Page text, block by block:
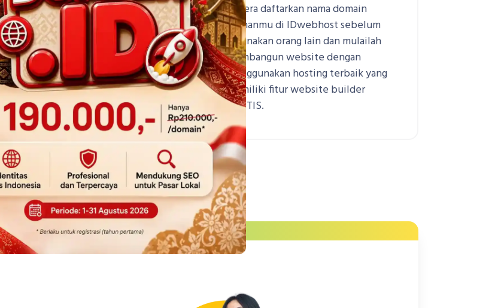
Jika kamu sudah menentukan nama
domain terbaikmu yang singkat dan
mudah diingat, pastikan masih
tersedia dan belum dipakai oleh
orang atau perusahaan lain.
Segera daftarkan nama domain
pilihanmu di IDwebhost sebelum
digunakan orang lain dan mulailah
membangun website dengan
menggunakan hosting terbaik yang
memiliki fitur website builder
GRATIS.